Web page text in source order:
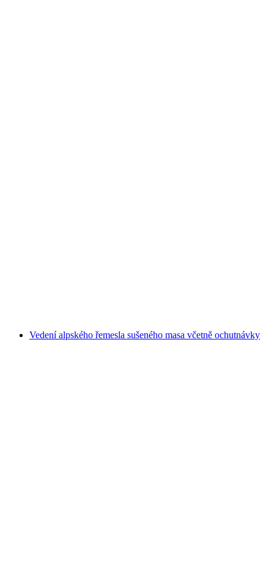
Vedení alpského řemesla sušeného masa včetně ochutnávky